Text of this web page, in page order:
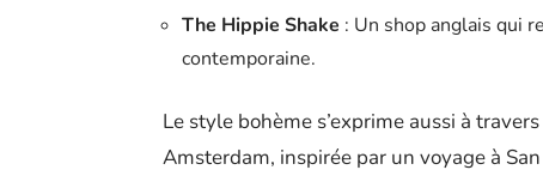
The Hippie Shake : Un shop anglais qui
contemporaine.
Le style bohème s’exprime aussi à
Amsterdam, inspirée par un voyage à